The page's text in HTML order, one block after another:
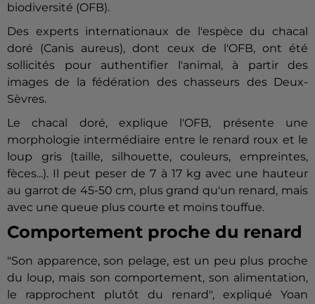
biodiversité (OFB).
Des experts internationaux de l'espèce du chacal
doré (Canis aureus), dont ceux de l'OFB, ont été
sollicités pour authentifier l'animal, à partir des
images de la fédération des chasseurs des Deux-
Sèvres.
Le chacal doré, explique l'OFB, présente une
morphologie intermédiaire entre le renard roux et le
loup gris (taille, silhouette, couleurs, empreintes,
fèces...). Il peut peser de 7 à 17 kg avec une hauteur
au garrot de 45-50 cm, plus grand qu'un renard, mais
avec une queue plus courte et moins touffue.
Comportement proche du renard
"Son apparence, son pelage, est un peu plus proche
du loup, mais son comportement, son alimentation,
le rapprochent plutôt du renard", expliqué Yoan